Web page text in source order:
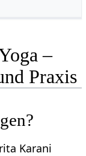
–
Praxis
Karani